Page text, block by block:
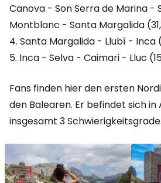
Canova - Son Serra de Marina -
Montblanc - Santa Margalida
4. Santa Margalida - Llubí - Inca
5. Inca - Selva - Caimari - Lluc
Fans finden hier den ersten
den Balearen. Er befindet sich
insgesamt 3 Schwierigkeitsgrade.